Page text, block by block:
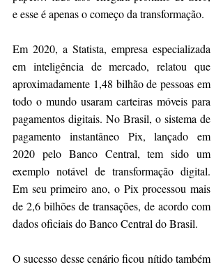
e esse é apenas o começo da transformação.
Em 2020, a Statista, empresa especializada
em inteligência de mercado, relatou que
aproximadamente 1,48 bilhão de pessoas em
todo o mundo usaram carteiras móveis para
pagamentos digitais. No Brasil, o sistema de
pagamento instantâneo Pix, lançado em
2020 pelo Banco Central, tem sido um
exemplo notável de transformação digital.
Em seu primeiro ano, o Pix processou mais
de 2,6 bilhões de transações, de acordo com
dados oficiais do Banco Central do Brasil.
O sucesso desse cenário ficou nítido também